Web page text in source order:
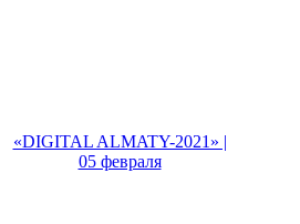
«DIGITAL ALMATY-2021» |
05 февраля